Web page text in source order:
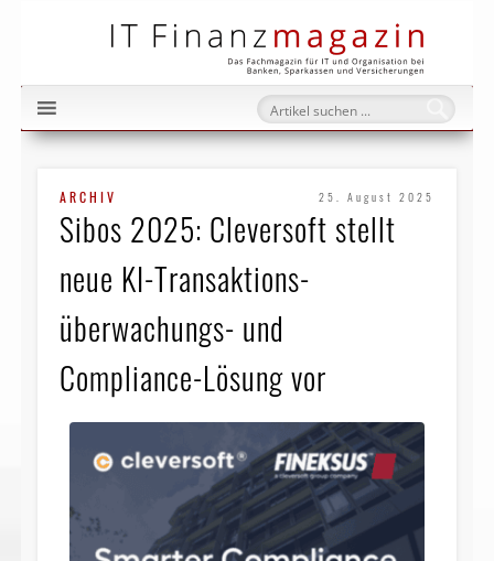
ARCHIV 25. August 2025
Sibos 2025: Cleversoft stellt
neue KI-Transaktions­
überwachungs- und
Compliance-Lösung vor